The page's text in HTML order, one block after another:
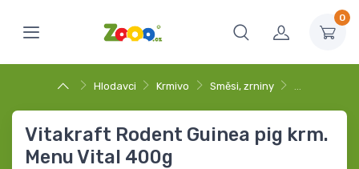
0
Hlodavci Krmivo Směsi, zrniny …
Vitakraft Rodent Guinea pig krm.
Menu Vital 400g